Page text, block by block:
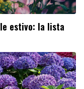
estivo: la lista